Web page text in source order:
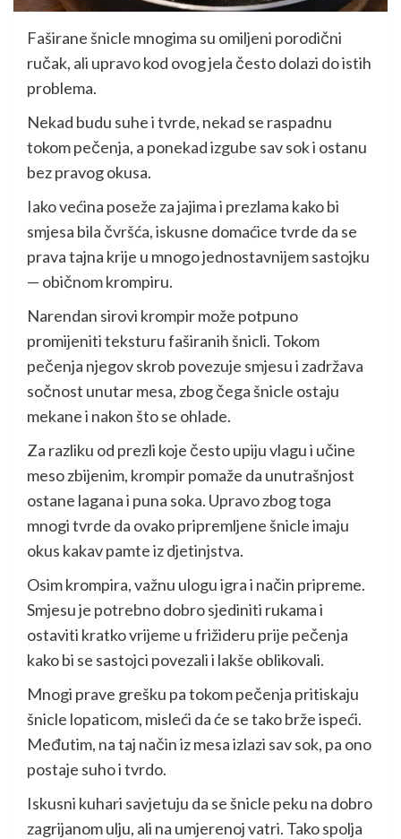
Faširane šnicle mnogima su omiljeni porodični
ručak, ali upravo kod ovog jela često dolazi do istih
problema.
Nekad budu suhe i tvrde, nekad se raspadnu
tokom pečenja, a ponekad izgube sav sok i ostanu
bez pravog okusa.
Iako većina poseže za jajima i prezlama kako bi
smjesa bila čvršća, iskusne domaćice tvrde da se
prava tajna krije u mnogo jednostavnijem sastojku
— običnom krompiru.
Narendan sirovi krompir može potpuno
promijeniti teksturu faširanih šnicli. Tokom
pečenja njegov skrob povezuje smjesu i zadržava
sočnost unutar mesa, zbog čega šnicle ostaju
mekane i nakon što se ohlade.
Za razliku od prezli koje često upiju vlagu i učine
meso zbijenim, krompir pomaže da unutrašnjost
ostane lagana i puna soka. Upravo zbog toga
mnogi tvrde da ovako pripremljene šnicle imaju
okus kakav pamte iz djetinjstva.
Osim krompira, važnu ulogu igra i način pripreme.
Smjesu je potrebno dobro sjediniti rukama i
ostaviti kratko vrijeme u frižideru prije pečenja
kako bi se sastojci povezali i lakše oblikovali.
Mnogi prave grešku pa tokom pečenja pritiskaju
šnicle lopaticom, misleći da će se tako brže ispeći.
Međutim, na taj način iz mesa izlazi sav sok, pa ono
postaje suho i tvrdo.
Iskusni kuhari savjetuju da se šnicle peku na dobro
zagrijanom ulju, ali na umjerenoj vatri. Tako spolja